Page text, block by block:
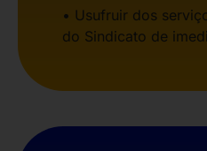
• Usufruir dos
do Sindicato de